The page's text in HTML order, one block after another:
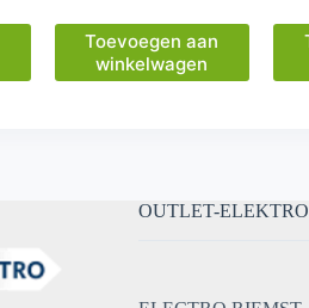
Toevoegen aan
winkelwagen
OUTLET-ELEKTRO